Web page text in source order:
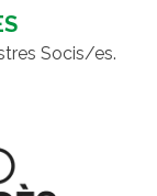
Socis/es.